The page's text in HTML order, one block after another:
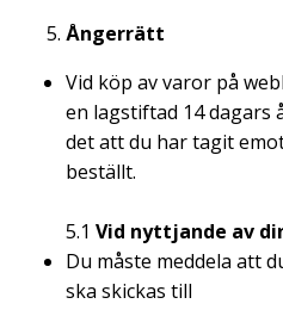
Ångerrätt
Vid köp av varor på
en lagstiftad 14
det att du har tagit
beställt.
5.1 Vid nyttjande av
Du måste meddela att
ska skickas till